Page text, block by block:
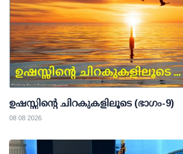
ഉഷസ്സിന്റെ ചിറകുകളിലൂടെ (ഭാഗം-9)
08 08 2026